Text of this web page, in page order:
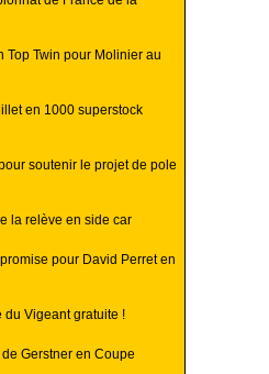
Top Twin pour Molinier au
en 1000 superstock
soutenir le projet de pole
la relève en side car
pour David Perret en
du Vigeant gratuite !
Gerstner en Coupe